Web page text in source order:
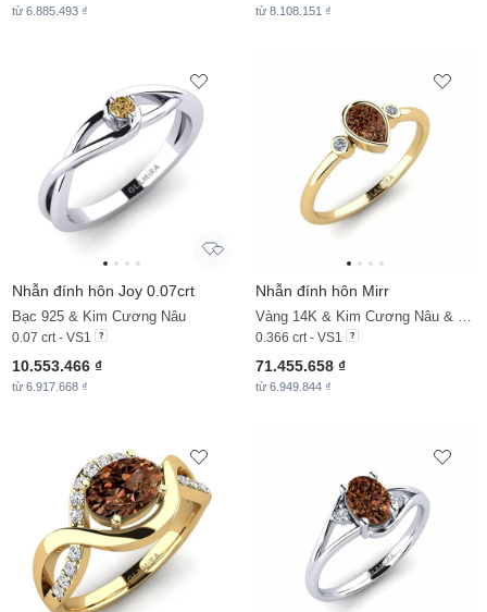
từ 6.885.493 ₫ từ 8.108.151 ₫
Nhẫn đính hôn Joy 0.07crt
Bạc 925 & Kim Cương Nâu
0.07 crt - VS1
10.553.466 ₫
từ 6.917.668 ₫
Nhẫn đính hôn Mirr
0.366 crt - VS1
71.455.658 ₫
từ 6.949.844 ₫